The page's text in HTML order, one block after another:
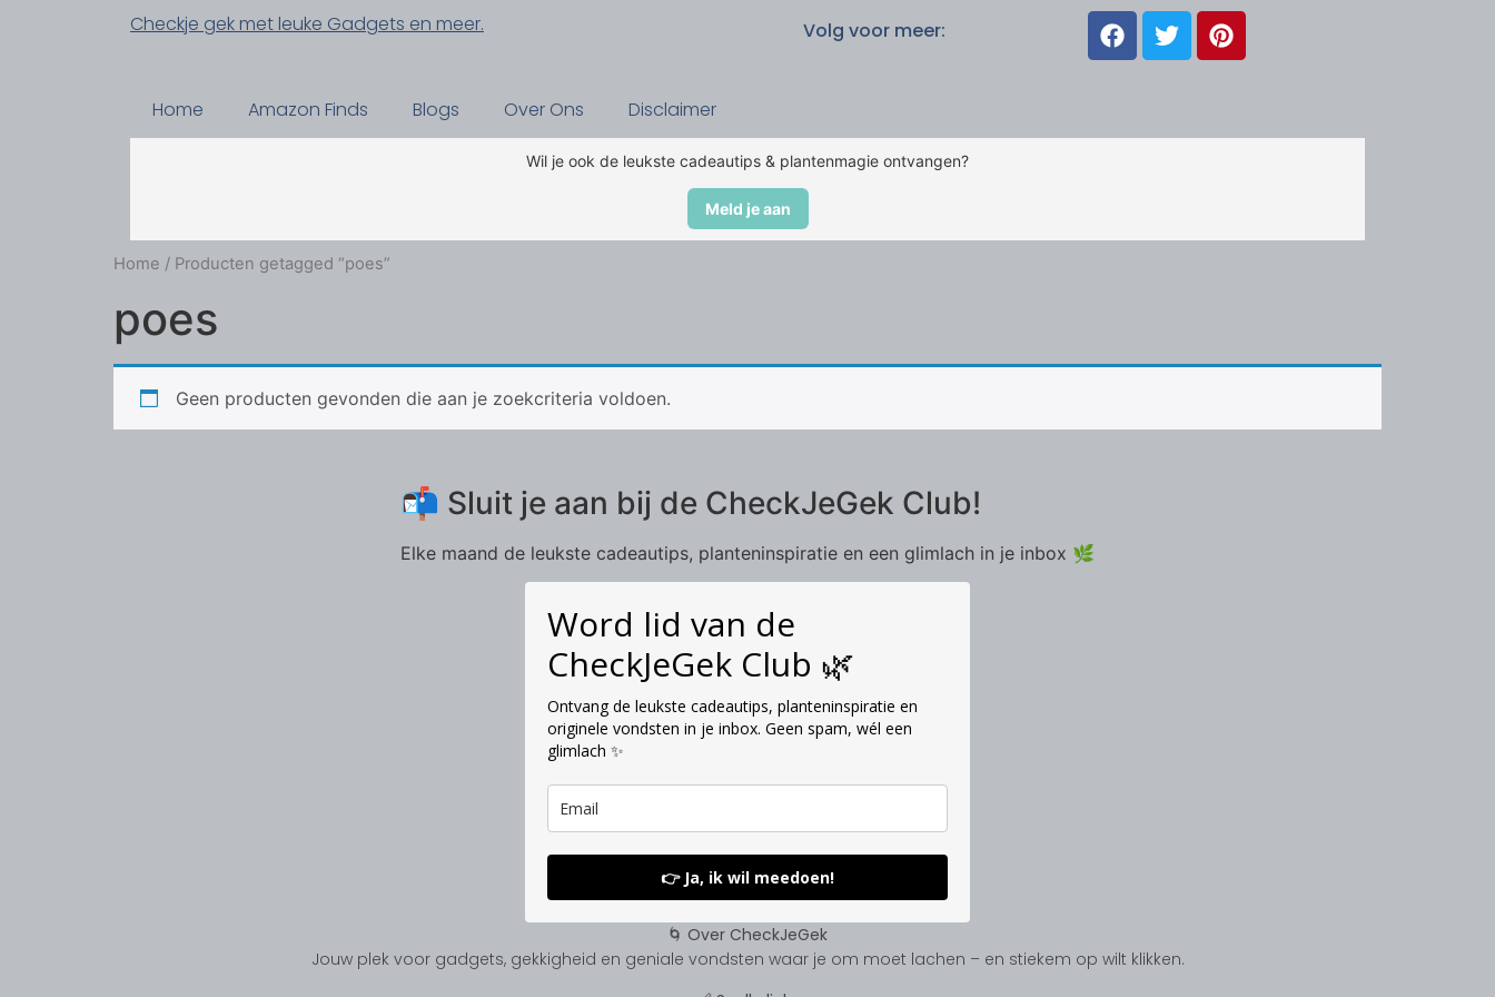
Checkje gek met leuke Gadgets en meer. Volg voor meer:
Home Amazon Finds Blogs Over Ons Disclaimer
Wil je ook de leukste cadeautips & plantenmagie ontvangen?
Meld je aan
Home / Producten getagged “poes”
poes
Geen producten gevonden die aan je zoekcriteria voldoen.
📬 Sluit je aan bij de CheckJeGek Club!
Elke maand de leukste cadeautips, planteninspiratie en een glimlach in je inbox 🌿
Word lid van de
CheckJeGek Club 🌿
Ontvang de leukste cadeautips, planteninspiratie en
originele vondsten in je inbox. Geen spam, wél een
glimlach ✨
👉 Ja, ik wil meedoen!
🌀 Over CheckJeGek
Jouw plek voor gadgets, gekkigheid en geniale vondsten waar je om moet lachen – en stiekem op wilt klikken.